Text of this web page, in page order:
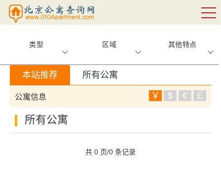
类型 区域 其他特点
本站推荐 所有公寓
公寓信息 ￥ $ € ￡
所有公寓
共 0 页/0 条记录